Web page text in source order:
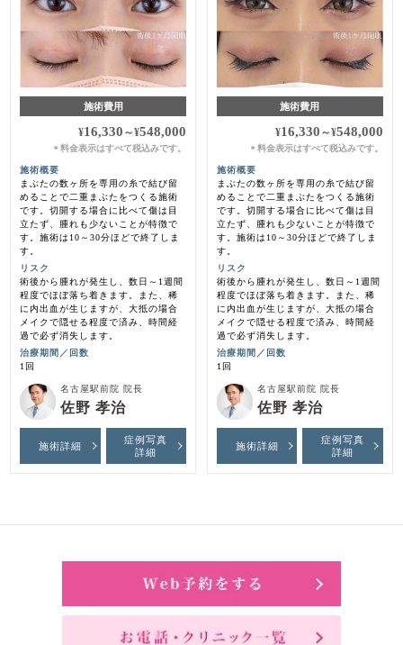
施術費用
¥16,330 ～¥548,000
＊料金表示はすべて税込みです。
施術概要
まぶたの数ヶ所を専用の糸で結び留
めることで二重まぶたをつくる施術
です。切開する場合に比べて傷は目
立たず、腫れも少ないことが特徴で
す。施術は10～30分ほどで終了しま
す。
リスク
術後から腫れが発生し、数日～1週間
程度でほぼ落ち着きます。また、稀
に内出血が生じますが、大抵の場合
メイクで隠せる程度で済み、時間経
過で必ず消失します。
治療期間／回数
1回
名古屋駅前院 院長
佐野 孝治
施術詳細
症例写真
詳細
施術費用
¥16,330 ～¥548,000
＊ 料金表示はすべて税込みです。
施術概要
まぶたの数ヶ所を専用の糸で結び留
めることで二重まぶたをつくる施術
です。切開する場合に比べて傷は目
立たず、腫れも少ないことが特徴で
す。施術は10～30分ほどで終了しま
す。
リスク
術後から腫れが発生し、数日～1週間
程度でほぼ落ち着きます。また、稀
に内出血が生じますが、大抵の場合
メイクで隠せる程度で済み、時間経
過で必ず消失します。
治療期間／回数
1回
名古屋駅前院 院長
佐野 孝治
施術詳細
症例写真
詳細